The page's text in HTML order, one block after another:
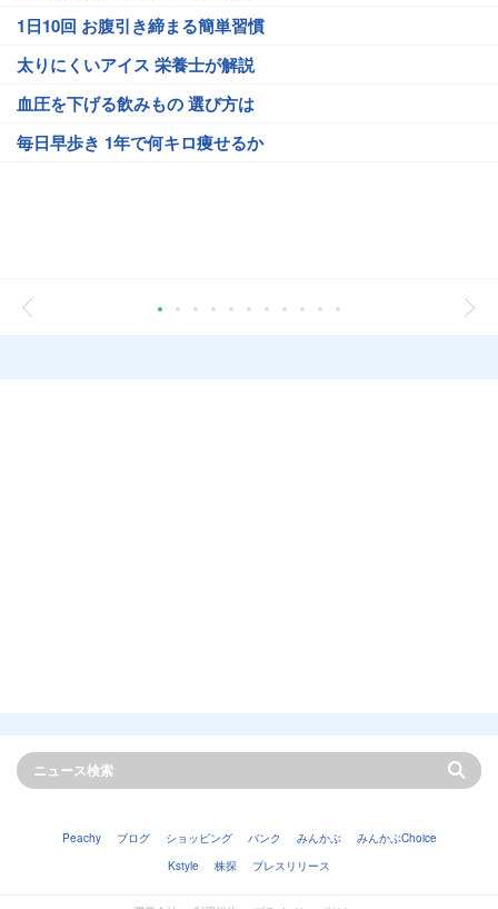
1日10回 お腹引き締まる簡単習慣
太りにくいアイス 栄養士が解説
血圧を下げる飲みもの 選び方は
毎日早歩き 1年で何キロ痩せるか
Peachy ブログ ショッピング バンク みんかぶ
みんかぶChoice
Kstyle
株探 プレスリリース